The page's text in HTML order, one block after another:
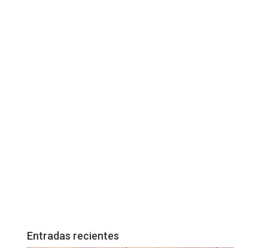
Entradas recientes